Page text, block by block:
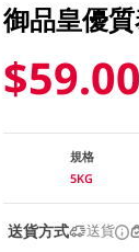
御品皇優
$59.00
規格
5KG
送貨方式 送貨